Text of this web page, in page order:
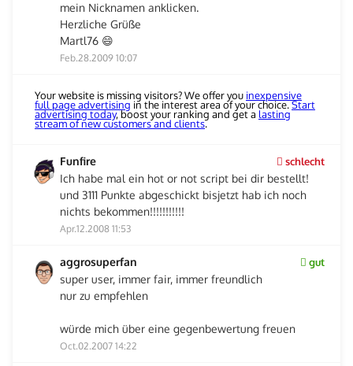
mein Nicknamen anklicken.
Herzliche Grüße
Martl76 😄
Feb.28.2009 10:07
Your website is missing visitors? We offer you inexpensive
full page advertising in the interest area of your choice.Start
advertising today, boost your ranking and get a lasting
stream of new customers and clients.
Funfire schlecht
Ich habe mal ein hot or not script bei dir bestellt!
und 3111 Punkte abgeschickt bisjetzt hab ich noch
nichts bekommen!!!!!!!!!!!
Apr.12.2008 11:53
aggrosuperfan gut
super user, immer fair, immer freundlich
nur zu empfehlen
würde mich über eine gegenbewertung freuen
Oct.02.2007 14:22